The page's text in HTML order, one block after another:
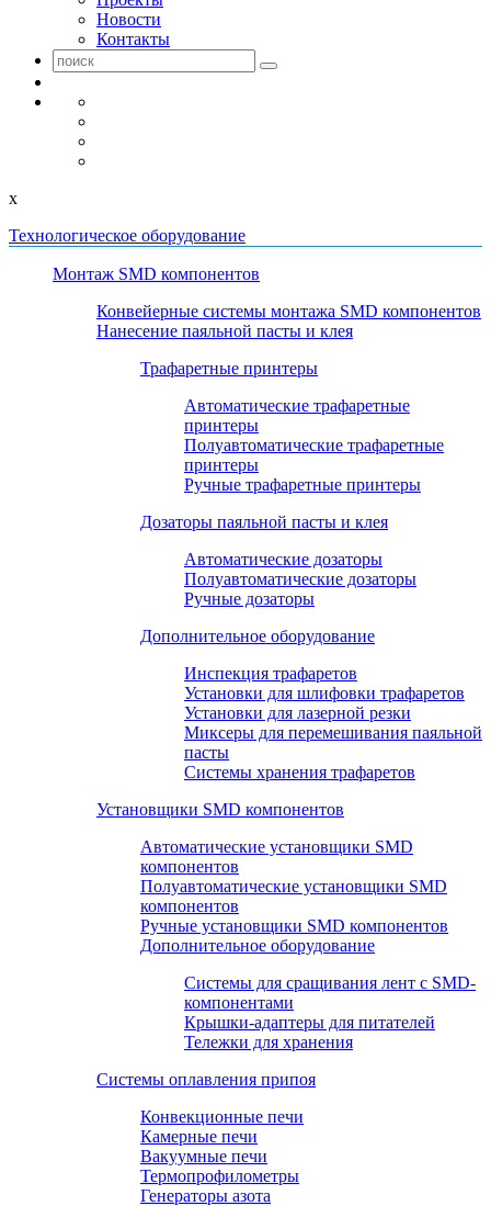
Новости
Контакты
x
Технологическое оборудование
Монтаж SMD компонентов
Конвейерные системы монтажа SMD компонентов
Нанесение паяльной пасты и клея
Трафаретные принтеры
Автоматические трафаретные
принтеры
Полуавтоматические трафаретные
принтеры
Ручные трафаретные принтеры
Дозаторы паяльной пасты и клея
Автоматические дозаторы
Полуавтоматические дозаторы
Ручные дозаторы
Дополнительное оборудование
Инспекция трафаретов
Установки для шлифовки трафаретов
Установки для лазерной резки
Миксеры для перемешивания паяльной
пасты
Системы хранения трафаретов
Установщики SMD компонентов
Автоматические установщики SMD
компонентов
Полуавтоматические установщики SMD
компонентов
Ручные установщики SMD компонентов
Дополнительное оборудование
Системы для сращивания лент с SMD-
компонентами
Крышки-адаптеры для питателей
Тележки для хранения
Системы оплавления припоя
Конвекционные печи
Камерные печи
Вакуумные печи
Термопрофилометры
Генераторы азота